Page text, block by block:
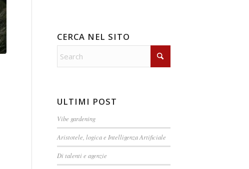
CERCA NEL SITO
ULTIMI POST
Vibe gardening
Aristotele, logica e Intelligenza Artificiale
Di talenti e agenzie